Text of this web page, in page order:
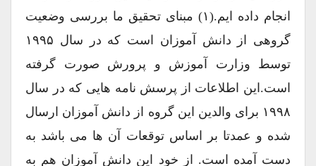
انجام داده ایم.(۱) مبنای تحقیق ما بررسی وضعیت
گروهی از دانش آموزان است که در سال ۱۹۹۵
توسط وزارت آموزش و پرورش صورت گرفته
است.این اطلاعات از پرسش نامه هایی که در سال
۱۹۹۸ برای والدین این گروه از دانش آموزان ارسال
شده و عمدتا بر اساس توقعات آن ها می باشد به
دست آمده است. از خود این دانش آموزان هم به